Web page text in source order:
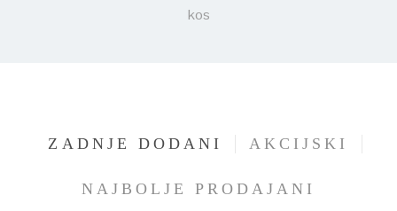
kos
ZADNJE DODANI AKCIJSKI
NAJBOLJE PRODAJANI